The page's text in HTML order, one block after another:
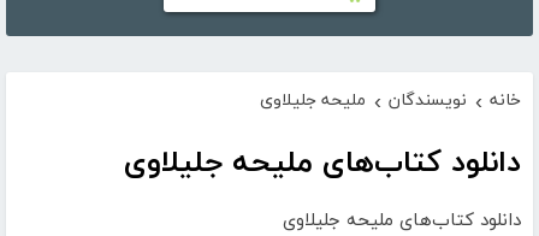
خانه › نویسندگان › ملیحه جلیلاوی
دانلود کتاب‌های ملیحه جلیلاوی
دانلود کتاب‌های ملیحه جلیلاوی